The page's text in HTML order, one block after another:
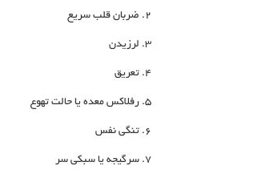
ضربان قلب سریع
لرزیدن
تعریق
رفلاکس معده یا حالت تهوع
تنگی نفس
سرگیجه یا سبکی سر